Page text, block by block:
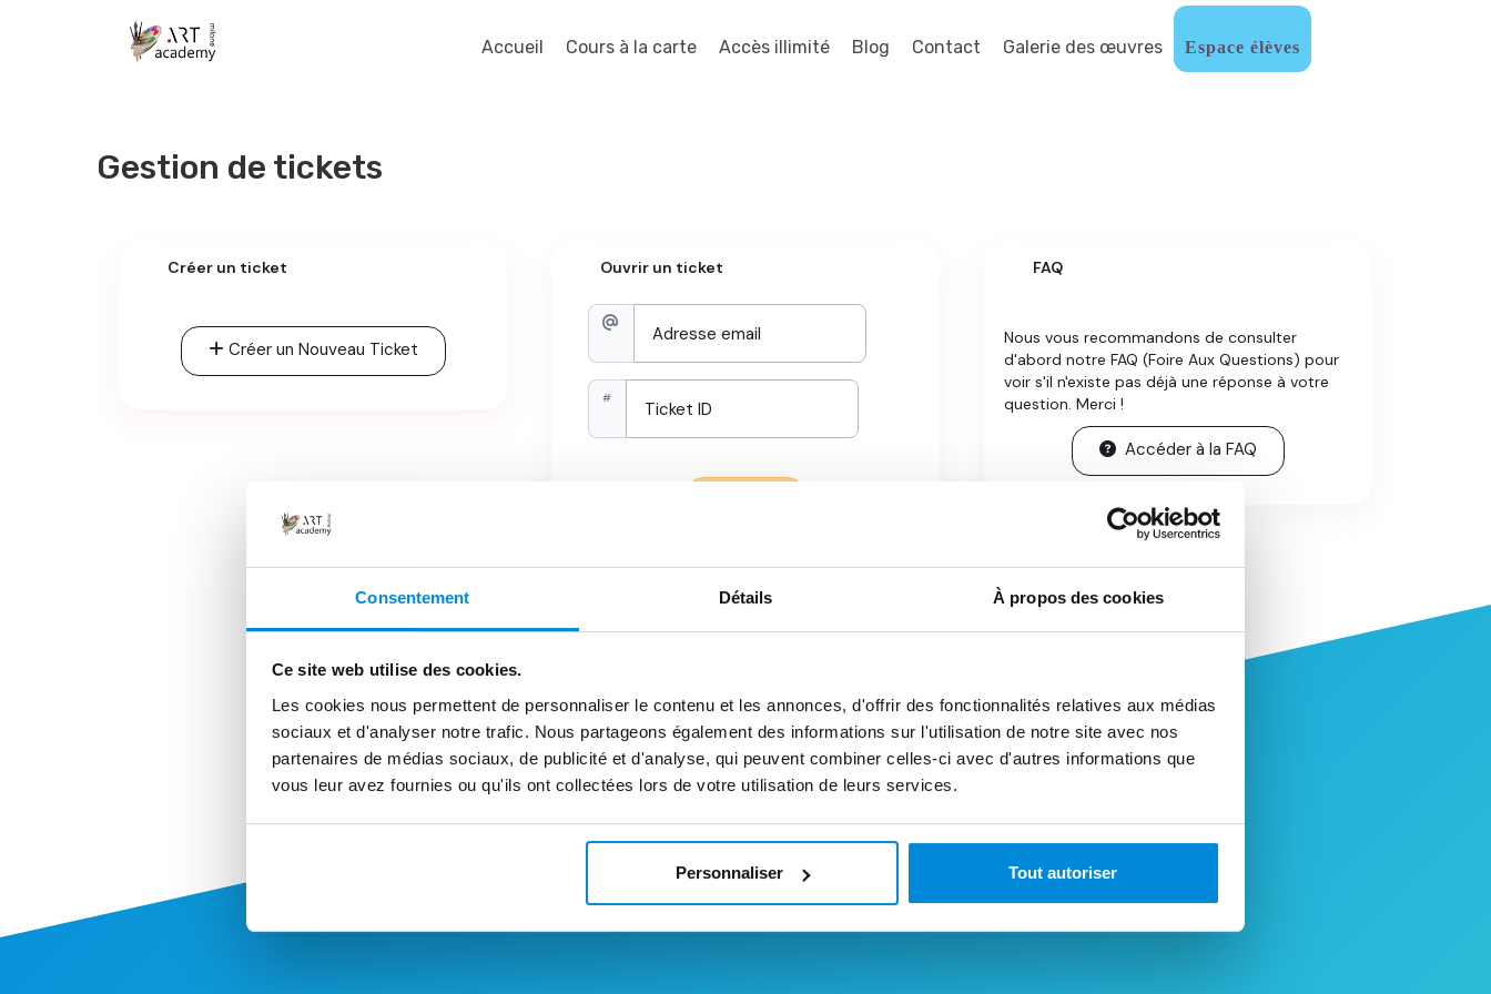
Consentement Détails À propos des cookies
Ce site web utilise des cookies.
Les cookies nous permettent de personnaliser le contenu et les annonces, d'offrir des fonctionnalités relatives aux médias
sociaux et d'analyser notre trafic. Nous partageons également des informations sur l'utilisation de notre site avec nos
partenaires de médias sociaux, de publicité et d'analyse, qui peuvent combiner celles-ci avec d'autres informations que
vous leur avez fournies ou qu'ils ont collectées lors de votre utilisation de leurs services.
Personnaliser Tout autoriser
Accueil Cours à la carte Accès illimité Blog Contact Galerie des œuvres Espace élèves
Gestion de tickets
Créer un ticket
Créer un Nouveau Ticket
Ouvrir un ticket
#
FAQ
Nous vous recommandons de consulter
d'abord notre FAQ (Foire Aux Questions) pour
voir s'il n'existe pas déjà une réponse à votre
question. Merci !
Accéder à la FAQ